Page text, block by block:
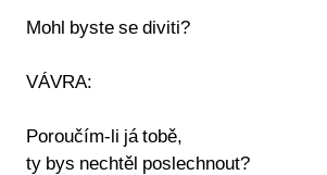
Mohl byste se diviti?
VÁVRA:
Poroučím-li já tobě,
ty bys nechtěl poslechnout?